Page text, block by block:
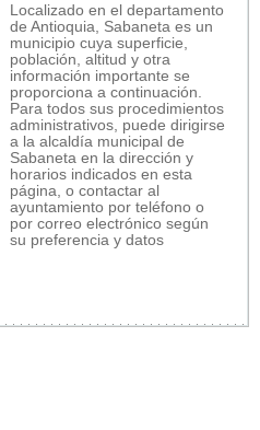
Localizado en el departamento
de Antioquia, Sabaneta es un
municipio cuya superficie,
población, altitud y otra
información importante se
proporciona a continuación.
Para todos sus procedimientos
administrativos, puede dirigirse
a la alcaldía municipal de
Sabaneta en la dirección y
horarios indicados en esta
página, o contactar al
ayuntamiento por teléfono o
por correo electrónico según
su preferencia y datos